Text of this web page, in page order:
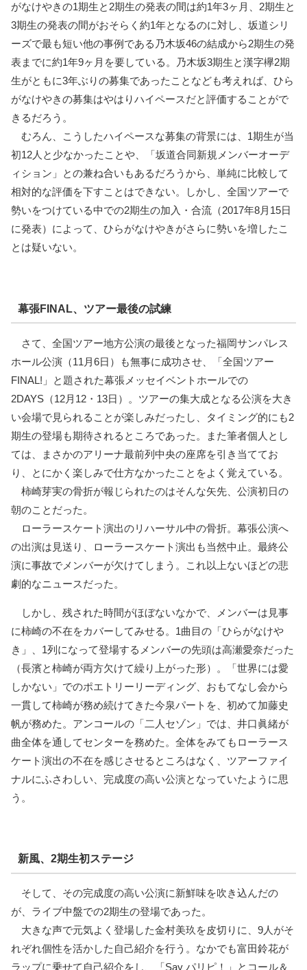
がなけやきの1期生と2期生の発表の間は約1年3ヶ月、2期生と
3期生の発表の間がおそらく約1年となるのに対し、坂道シリ
ーズで最も短い他の事例である乃木坂46の結成から2期生の発
表までに約1年9ヶ月を要している。乃木坂3期生と漢字欅2期
生がともに3年ぶりの募集であったことなども考えれば、ひら
がなけやきの募集はやはりハイペースだと評価することがで
きるだろう。
むろん、こうしたハイペースな募集の背景には、1期生が当
初12人と少なかったことや、「坂道合同新規メンバーオーデ
ィション」との兼ね合いもあるだろうから、単純に比較して
相対的な評価を下すことはできない。しかし、全国ツアーで
勢いをつけている中での2期生の加入・合流（2017年8月15日
に発表）によって、ひらがなけやきがさらに勢いを増したこ
とは疑いない。
幕張FINAL、ツアー最後の試練
さて、全国ツアー地方公演の最後となった福岡サンパレス
ホール公演（11月6日）も無事に成功させ、「全国ツアー
FINAL!」と題された幕張メッセイベントホールでの
2DAYS（12月12・13日）。ツアーの集大成となる公演を大き
い会場で見られることが楽しみだったし、タイミング的にも2
期生の登場も期待されるところであった。また筆者個人とし
ては、まさかのアリーナ最前列中央の座席を引き当ててお
り、とにかく楽しみで仕方なかったことをよく覚えている。
柿崎芽実の骨折が報じられたのはそんな矢先、公演初日の
朝のことだった。
ローラースケート演出のリハーサル中の骨折。幕張公演へ
の出演は見送り、ローラースケート演出も当然中止。最終公
演に事故でメンバーが欠けてしまう。これ以上ないほどの悲
劇的なニュースだった。
しかし、残された時間がほぼないなかで、メンバーは見事
に柿崎の不在をカバーしてみせる。1曲目の「ひらがなけや
き」、1列になって登場するメンバーの先頭は高瀬愛奈だった
（長濱と柿崎が両方欠けて繰り上がった形）。「世界には愛
しかない」でのポエトリーリーディング、おもてなし会から
一貫して柿崎が務め続けてきた今泉パートを、初めて加藤史
帆が務めた。アンコールの「二人セゾン」では、井口眞緒が
曲全体を通してセンターを務めた。全体をみてもローラース
ケート演出の不在を感じさせるところはなく、ツアーファイ
ナルにふさわしい、完成度の高い公演となっていたように思
う。
新風、2期生初ステージ
そして、その完成度の高い公演に新鮮味を吹き込んだの
が、ライブ中盤での2期生の登場であった。
大きな声で元気よく登場した金村美玖を皮切りに、9人がそ
れぞれ個性を活かした自己紹介を行う。なかでも富田鈴花が
ラップに乗せて自己紹介をし、「Say パリピ！」とコール＆